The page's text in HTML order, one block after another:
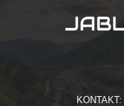
KONTAKT: